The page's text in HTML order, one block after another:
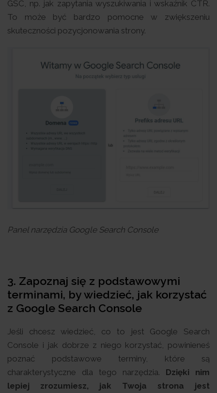
GSC, np. jak zapytania wyszukiwania i wskaźnik CTR.
To może być bardzo pomocne w zwiększeniu
skuteczności pozycjonowania strony.
Panel narzędzia Google Search Console
3. Zapoznaj się z podstawowymi
terminami, by wiedzieć, jak korzystać
z Google Search Console
Jeśli chcesz wiedzieć, co to jest Google Search
Console i jak dobrze z niego korzystać, powinieneś
poznać podstawowe terminy, które są
charakterystyczne dla tego narzędzia. Dzięki nim
lepiej zrozumiesz, jak Twoja strona jest